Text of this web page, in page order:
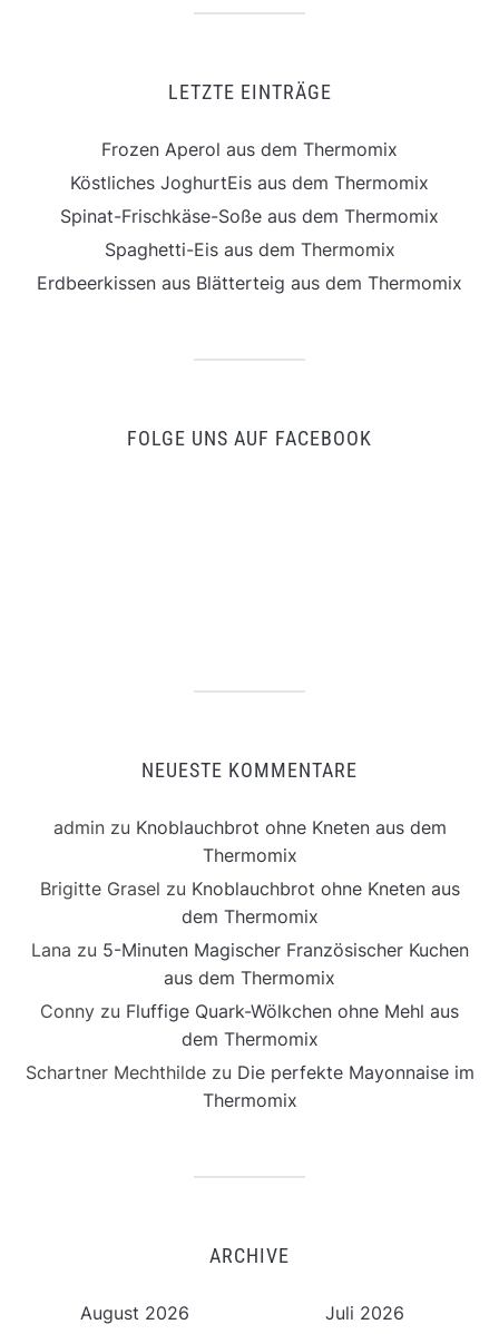
LETZTE EINTRÄGE
Frozen Aperol aus dem Thermomix
Köstliches JoghurtEis aus dem Thermomix
Spinat-Frischkäse-Soße aus dem Thermomix
Spaghetti-Eis aus dem Thermomix
Erdbeerkissen aus Blätterteig aus dem Thermomix
FOLGE UNS AUF FACEBOOK
NEUESTE KOMMENTARE
adminzu Knoblauchbrot ohne Kneten aus dem
Thermomix
Brigitte Grasel zu Knoblauchbrot ohne Kneten aus
dem Thermomix
Lana zu 5-Minuten Magischer Französischer Kuchen
aus dem Thermomix
Conny zu Fluffige Quark-Wölkchen ohne Mehl aus
dem Thermomix
Schartner Mechthildezu Die perfekte Mayonnaise im
Thermomix
ARCHIVE
August 2026
Juli 2026